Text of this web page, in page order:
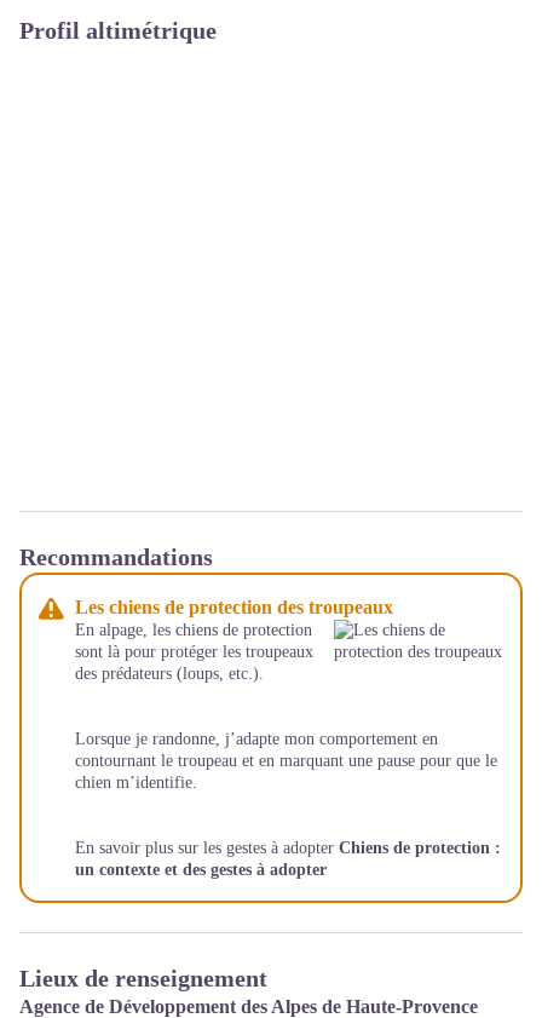
Profil altimétrique
Recommandations
Les chiens de protection des troupeaux
En alpage, les chiens de protection
sont là pour protéger les troupeaux
des prédateurs (loups, etc.).
Lorsque je randonne, j’adapte mon comportement en
contournant le troupeau et en marquant une pause pour que le
chien m’identifie.
En savoir plus sur les gestes à adopter Chiens de protection :
un contexte et des gestes à adopter
Lieux de renseignement
Agence de Développement des Alpes de Haute-Provence